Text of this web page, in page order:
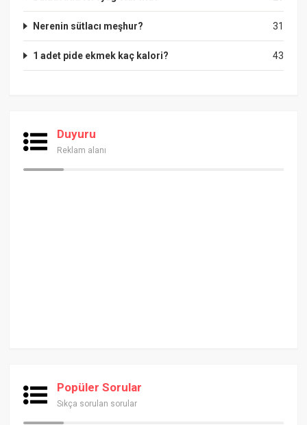
31
Nerenin sütlacı meşhur?
43
1 adet pide ekmek kaç kalori?
Duyuru
Reklam alanı
Popüler Sorular
Sıkça sorulan sorular